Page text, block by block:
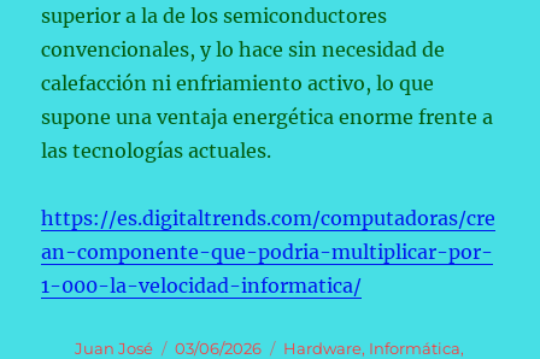
superior a la de los semiconductores
convencionales, y lo hace sin necesidad de
calefacción ni enfriamiento activo, lo que
supone una ventaja energética enorme frente a
las tecnologías actuales.
https://es.digitaltrends.com/computadoras/cre
an-componente-que-podria-multiplicar-por-
1-000-la-velocidad-informatica/
Autor
Juan José
Publicado
03/06/2026 Categorías
Hardware, Informática,